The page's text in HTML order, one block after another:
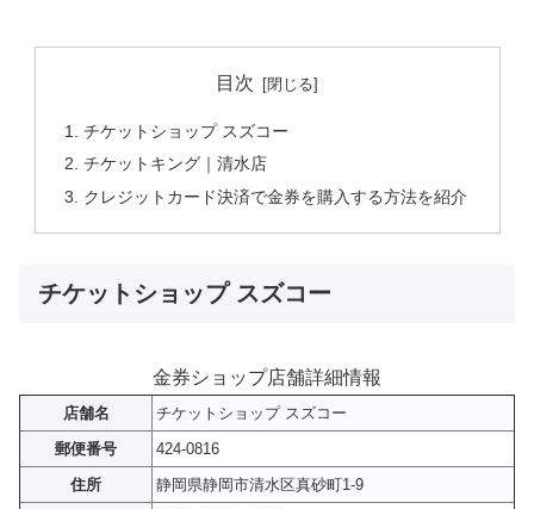
目次
チケットショップ スズコー
チケットキング｜清水店
クレジットカード決済で金券を購入する方法を紹介
チケットショップ スズコー
金券ショップ店舗詳細情報
店舗名
チケットショップ スズコー
郵便番号
424-0816
住所
静岡県静岡市清水区真砂町1-9